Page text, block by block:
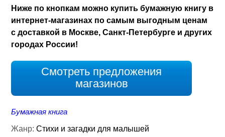
Ниже по кнопкам можно купить бумажную книгу в
интернет-магазинах по самым выгодным ценам
с доставкой в Москве, Санкт-Петербурге и других
городах России!
Смотреть предложения
магазинов
Бумажная книга
Жанр:Стихи и загадки для малышей